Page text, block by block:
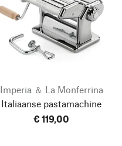
Imperia ＆ La Monferrina
Italiaanse pastamachine
€ 119,00